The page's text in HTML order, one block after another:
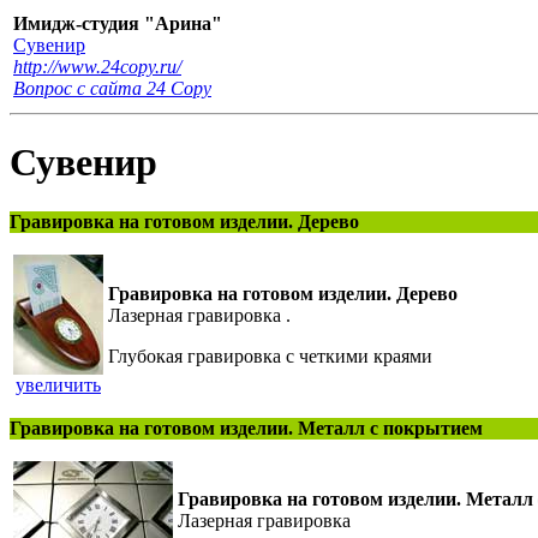
Имидж-студия "Арина"
Сувенир
http://www.24copy.ru/
Вопрос с сайта 24 Сopy
Сувенир
Гравировка на готовом изделии. Дерево
увеличить
Гравировка на готовом изделии. Дерево
Лазерная гравировка .
Глубокая гравировка с четкими краями
Гравировка на готовом изделии. Металл с покрытием
Гравировка на готовом изделии.
Лазерная гравировка